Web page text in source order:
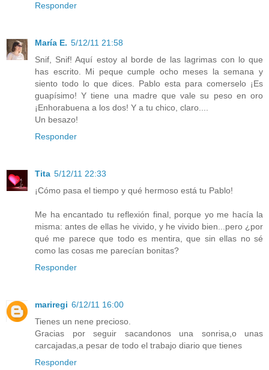
Responder
María E. 5/12/11 21:58
Snif, Snif! Aquí estoy al borde de las lagrimas con lo que
has escrito. Mi peque cumple ocho meses la semana y
siento todo lo que dices. Pablo esta para comerselo ¡Es
guapísimo! Y tiene una madre que vale su peso en oro
¡Enhorabuena a los dos! Y a tu chico, claro....
Un besazo!
Responder
Tita 5/12/11 22:33
¡Cómo pasa el tiempo y qué hermoso está tu Pablo!
Me ha encantado tu reflexión final, porque yo me hacía la
misma: antes de ellas he vivido, y he vivido bien...pero ¿por
qué me parece que todo es mentira, que sin ellas no sé
como las cosas me parecían bonitas?
Responder
mariregi 6/12/11 16:00
Tienes un nene precioso.
Gracias por seguir sacandonos una sonrisa,o unas
carcajadas,a pesar de todo el trabajo diario que tienes
Responder